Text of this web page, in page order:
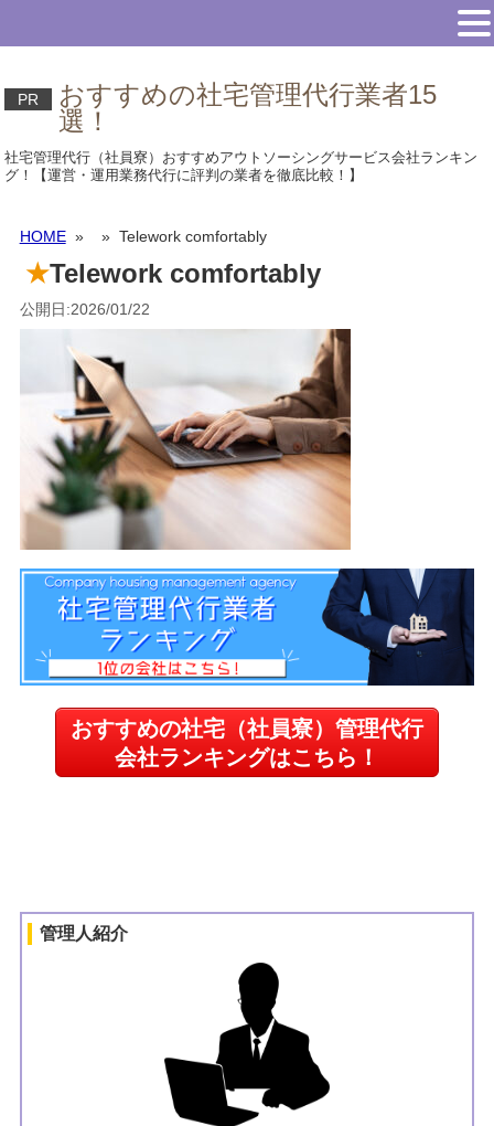
PR
おすすめの社宅管理代行業者15
選！
社宅管理代行（社員寮）おすすめアウトソーシングサービス会社ランキン
グ！【運営・運用業務代行に評判の業者を徹底比較！】
HOME» » Telework comfortably
Telework comfortably
公開日:2026/01/22
おすすめの社宅（社員寮）管理代行
会社ランキングはこちら！
管理人紹介